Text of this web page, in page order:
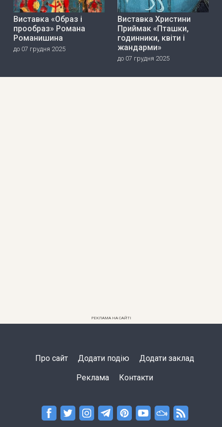
Виставка «Образ і
прообраз» Романа
Романишина
до 07 грудня 2025
Виставка Христини
Приймак «Пташки,
годинники, квіти і
жандарми»
до 07 грудня 2025
РЕКЛАМА НА САЙТІ
Про сайт Додати подію Додати заклад
Реклама Контакти